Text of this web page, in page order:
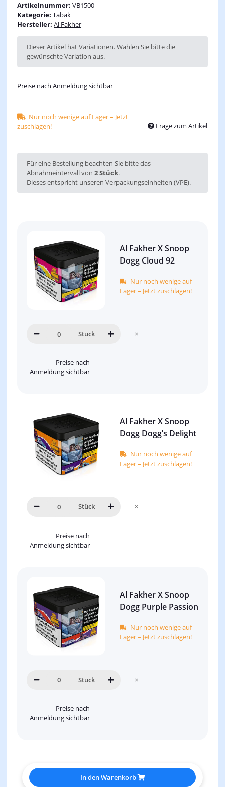
Artikelnummer: VB1500
Kategorie: Tabak
Hersteller: Al Fakher
x
Dieser Artikel hat Variationen. Wählen Sie bitte die
gewünschte Variation aus.
Preise nach Anmeldung sichtbar
Nur noch wenige auf Lager – Jetzt
zuschlagen!
Frage zum Artikel
x
Für eine Bestellung beachten Sie bitte das
Abnahmeintervall von 2 Stück.
Dieses entspricht unseren Verpackungseinheiten (VPE).
Al Fakher X Snoop
Dogg Cloud 92
Nur noch wenige auf
Lager – Jetzt zuschlagen!
Stück ×
Preise nach
Anmeldung sichtbar
Al Fakher X Snoop
Dogg Dogg’s Delight
Nur noch wenige auf
Lager – Jetzt zuschlagen!
Stück ×
Preise nach
Anmeldung sichtbar
Al Fakher X Snoop
Dogg Purple Passion
Nur noch wenige auf
Lager – Jetzt zuschlagen!
Stück ×
Preise nach
Anmeldung sichtbar
In den Warenkorb